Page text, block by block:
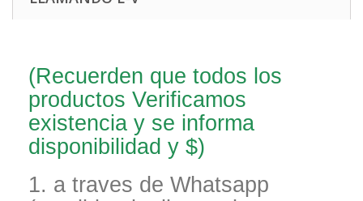
(Recuerden que todos los
productos Verificamos
existencia y se informa
disponibilidad y $)
1. a traves de Whatsapp